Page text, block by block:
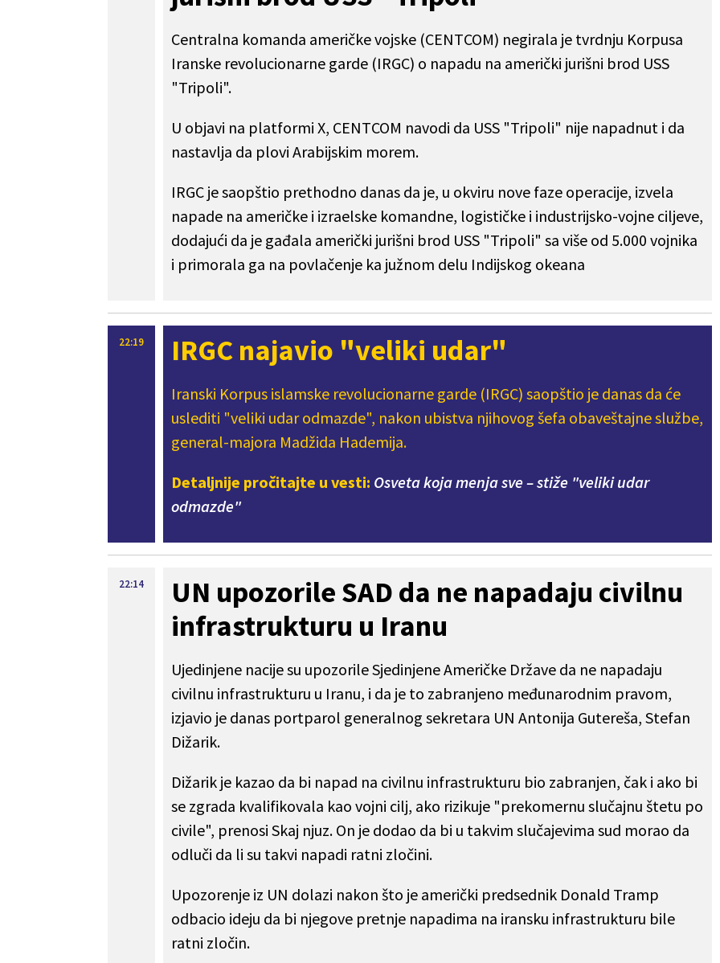
Centralna komanda američke vojske (CENTCOM) negirala je tvrdnju Korpusa
Iranske revolucionarne garde (IRGC) o napadu na američki jurišni brod USS
"Tripoli".
U objavi na platformi X, CENTCOM navodi da USS "Tripoli" nije napadnut i da
nastavlja da plovi Arabijskim morem.
IRGC je saopštio prethodno danas da je, u okviru nove faze operacije, izvela
napade na američke i izraelske komandne, logističke i industrijsko-vojne ciljeve,
dodajući da je gađala američki jurišni brod USS "Tripoli" sa više od 5.000 vojnika
i primorala ga na povlačenje ka južnom delu Indijskog okeana
22:19 IRGC najavio "veliki udar"
Iranski Korpus islamske revolucionarne garde (IRGC) saopštio je danas da će
uslediti "veliki udar odmazde", nakon ubistva njihovog šefa obaveštajne službe,
general-majora Madžida Hademija.
Detaljnije pročitajte u vesti: Osveta koja menja sve – stiže "veliki udar
odmazde"
22:14
UN upozorile SAD da ne napadaju civilnu
infrastrukturu u Iranu
Ujedinjene nacije su upozorile Sjedinjene Američke Države da ne napadaju
civilnu infrastrukturu u Iranu, i da je to zabranjeno međunarodnim pravom,
izjavio je danas portparol generalnog sekretara UN Antonija Gutereša, Stefan
Dižarik.
Dižarik je kazao da bi napad na civilnu infrastrukturu bio zabranjen, čak i ako bi
se zgrada kvalifikovala kao vojni cilj, ako rizikuje "prekomernu slučajnu štetu po
civile", prenosi Skaj njuz. On je dodao da bi u takvim slučajevima sud morao da
odluči da li su takvi napadi ratni zločini.
Upozorenje iz UN dolazi nakon što je američki predsednik Donald Tramp
odbacio ideju da bi njegove pretnje napadima na iransku infrastrukturu bile
ratni zločin.